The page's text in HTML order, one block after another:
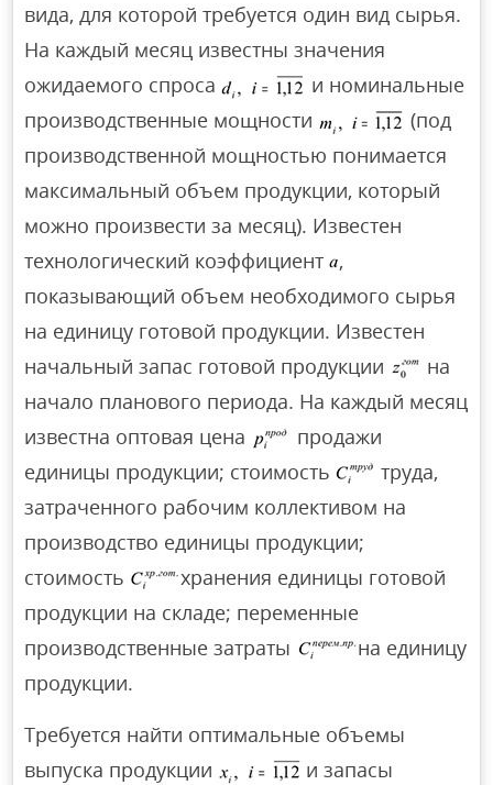
вида, для которой требуется один вид сырья.
На каждый месяц известны значения
ожидаемого спроса
и номинальные
производственные мощности
(под
производственной мощностью понимается
максимальный объем продукции, который
можно произвести за месяц). Известен
технологический коэффициент ,
показывающий объем необходимого сырья
на единицу готовой продукции. Известен
начальный запас готовой продукции
на
начало планового периода. На каждый месяц
известна оптовая цена
продажи
единицы продукции; стоимость
труда,
затраченного рабочим коллективом на
производство единицы продукции;
стоимость
хранения единицы готовой
продукции на складе; переменные
производственные затраты
на единицу
продукции.
Требуется найти оптимальные объемы
выпуска продукции
и запасы